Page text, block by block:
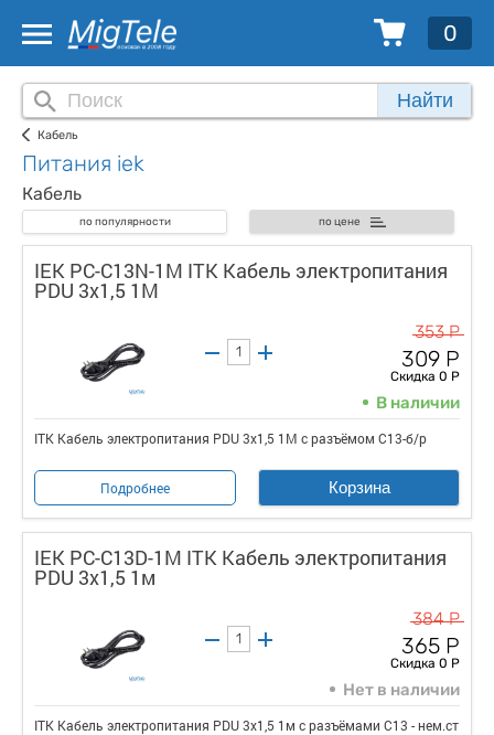
0
Найти
Кабель
Питания iek
Кабель
по популярности по цене
IEK PC-C13N-1M ITK Кабель электропитания
PDU 3х1,5 1М
353 Р
309 Р
Скидка 0 Р
В наличии
ITK Кабель электропитания PDU 3х1,5 1М с разъёмом С13-б/р
Подробнее Корзина
IEK PC-C13D-1M ITK Кабель электропитания
PDU 3х1,5 1м
384 Р
365 Р
Скидка 0 Р
Нет в наличии
ITK Кабель электропитания PDU 3х1,5 1м с разъёмами С13 - нем.ст